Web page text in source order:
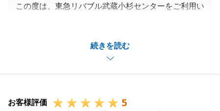
続きを読む
この度は、東急リバブル武蔵小杉センターをご利用い
住宅ローンやその他諸々のお手続きに対してのこちら
からのご依頼事項に迅速にご対応いただき、スムーズ
重ねて御礼申し上げます。
お客様評価 5